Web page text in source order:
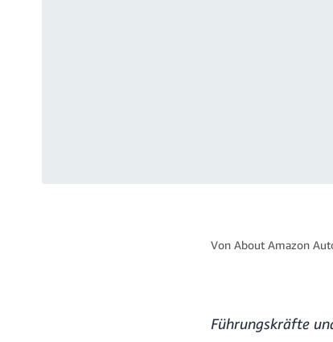
Von About Amazon
Führungskräfte